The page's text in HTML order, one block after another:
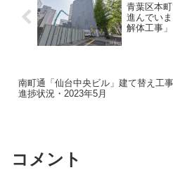
青葉区本
進んでい
解体工事
南町通「仙台中央ビル」建て替え工
進捗状況・2023年5月
コメント